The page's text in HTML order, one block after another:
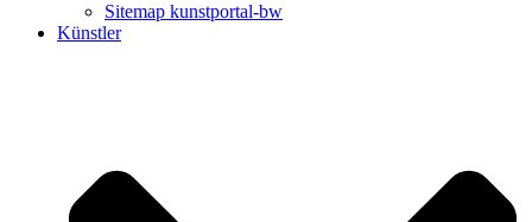
Sitemap kunstportal-bw
Künstler